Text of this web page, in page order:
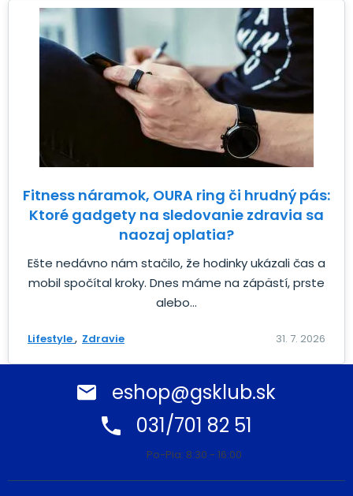
Fitness náramok, OURA ring či hrudný pás:
Ktoré gadgety na sledovanie zdravia sa
naozaj oplatia?
Ešte nedávno nám stačilo, že hodinky ukázali čas a
mobil spočítal kroky. Dnes máme na zápästí, prste
alebo...
Lifestyle Zdravie 31. 7. 2026
eshop@gsklub.sk
031/701 82 51
Po-Pia: 8:30 - 16:00